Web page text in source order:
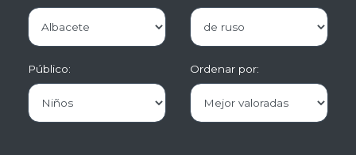
Público: Ordenar por: